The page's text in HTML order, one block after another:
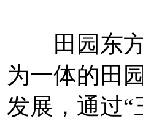
田园东方
为一体的田
发展，通过“